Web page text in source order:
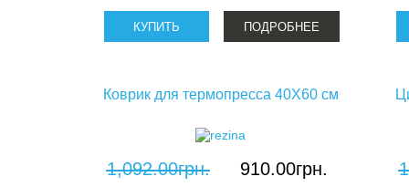
ПОДРОБНЕЕ
Коврик для термопресса 40X60 см
1,092.00грн. 910.00грн.